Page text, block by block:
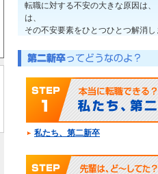
転職に対する不安の大きな原因は
は、
その不安要素をひとつひとつ解消
私たち、第二新卒